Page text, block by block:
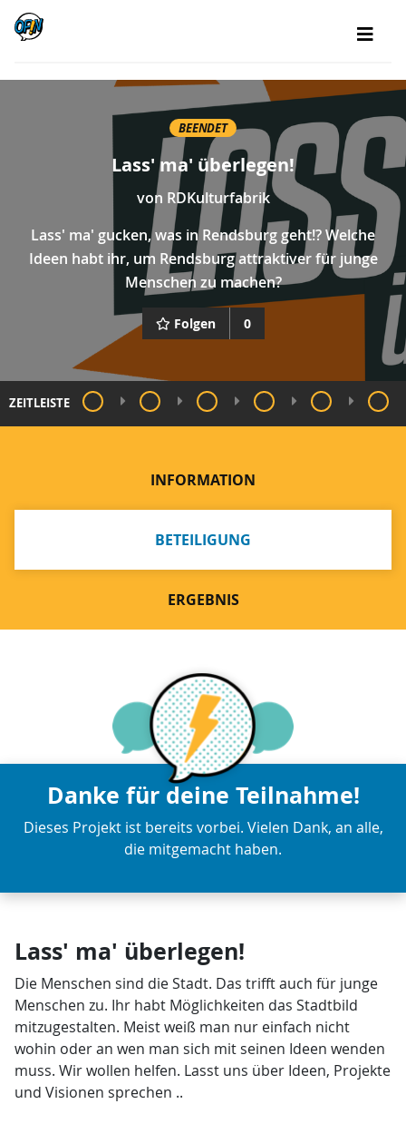
BEENDET
Lass' ma' überlegen!
von RDKulturfabrik
Lass' ma' gucken, was in Rendsburg geht!? Welche
Ideen habt ihr, um Rendsburg attraktiver für junge
Menschen zu machen?
Folgen 0
ZEITLEISTE
INFORMATION
BETEILIGUNG
ERGEBNIS
Danke für deine Teilnahme!
Dieses Projekt ist bereits vorbei. Vielen Dank, an alle,
die mitgemacht haben.
Lass' ma' überlegen!
Die Menschen sind die Stadt. Das trifft auch für junge
Menschen zu. Ihr habt Möglichkeiten das Stadtbild
mitzugestalten. Meist weiß man nur einfach nicht
wohin oder an wen man sich mit seinen Ideen wenden
muss. Wir wollen helfen. Lasst uns über Ideen, Projekte
und Visionen sprechen ..